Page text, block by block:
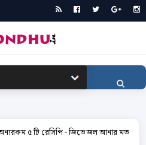
অন্যরকম ৫ টি রেসিপি - জিভে জল আনার মত